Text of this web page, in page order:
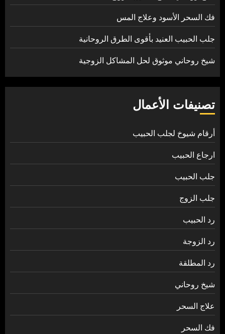
فك السحر الأسود وعلاج المس
جلب الحبيب العنيد بأقوى الطرق الروحانية
شيخ روحاني موثوق لحل المشاكل الزوجية
تصنيفات الأعمال
أرقام شيوخ لجلب الحبيب
ارجاع الحبيب
جلب الحبيب
جلب الزوج
رد الحبيب
رد الزوجة
رد المطلقة
شيخ روحاني
علاج السحر
فك السحر